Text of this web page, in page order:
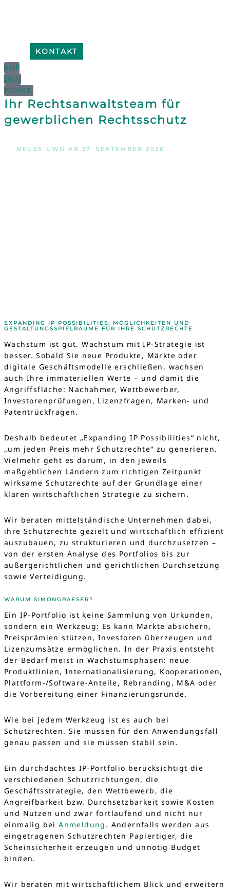
KONTAKT
AUF
DEN
PUNKT.
Ihr Rechtsanwaltsteam für
gewerblichen Rechtsschutz
NEUES UWG AB 27. SEPTEMBER 2026
EXPANDING IP POSSIBILITIES: MÖGLICHKEITEN UND
GESTALTUNGSSPIELRÄUME FÜR IHRE SCHUTZRECHTE
Wachstum ist gut. Wachstum mit IP-Strategie ist
besser. Sobald Sie neue Produkte, Märkte oder
digitale Geschäftsmodelle erschließen, wachsen
auch Ihre immateriellen Werte – und damit die
Angriffsfläche: Nachahmer, Wettbewerber,
Investorenprüfungen, Lizenzfragen, Marken- und
Patentrückfragen.
Deshalb bedeutet „Expanding IP Possibilities“ nicht,
„um jeden Preis mehr Schutzrechte“ zu generieren.
Vielmehr geht es darum, in den jeweils
maßgeblichen Ländern zum richtigen Zeitpunkt
wirksame Schutzrechte auf der Grundlage einer
klaren wirtschaftlichen Strategie zu sichern.
Wir beraten mittelständische Unternehmen dabei,
ihre Schutzrechte gezielt und wirtschaftlich effizient
auszubauen, zu strukturieren und durchzusetzen –
von der ersten Analyse des Portfolios bis zur
außergerichtlichen und gerichtlichen Durchsetzung
sowie Verteidigung.
WARUM SIMONGRAESER?
Ein IP-Portfolio ist keine Sammlung von Urkunden,
sondern ein Werkzeug: Es kann Märkte absichern,
Preisprämien stützen, Investoren überzeugen und
Lizenzumsätze ermöglichen. In der Praxis entsteht
der Bedarf meist in Wachstumsphasen: neue
Produktlinien, Internationalisierung, Kooperationen,
Plattform-/Software-Anteile, Rebranding, M&A oder
die Vorbereitung einer Finanzierungsrunde.
Wie bei jedem Werkzeug ist es auch bei
Schutzrechten. Sie müssen für den Anwendungsfall
genau passen und sie müssen stabil sein.
Ein durchdachtes IP-Portfolio berücksichtigt die
verschiedenen Schutzrichtungen, die
Geschäftsstrategie, den Wettbewerb, die
Angreifbarkeit bzw. Durchsetzbarkeit sowie Kosten
und Nutzen und zwar fortlaufend und nicht nur
einmalig beiAnmeldung . Andernfalls werden aus
eingetragenen Schutzrechten Papiertiger, die
Scheinsicherheit erzeugen und unnötig Budget
binden.
Wir beraten mit wirtschaftlichem Blick und erweitern